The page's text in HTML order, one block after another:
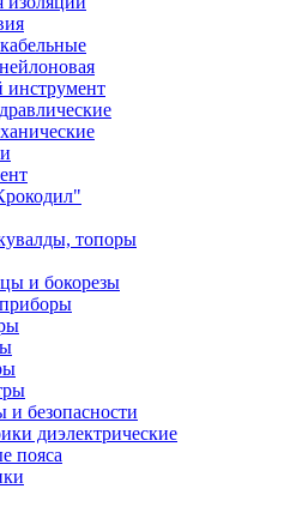
топоры
и бокорезы
и безопасности
диэлектрические
пояса